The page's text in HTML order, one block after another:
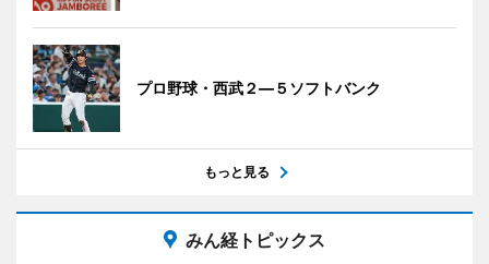
プロ野球・西武２―５ソフトバンク
もっと見る
みん経トピックス